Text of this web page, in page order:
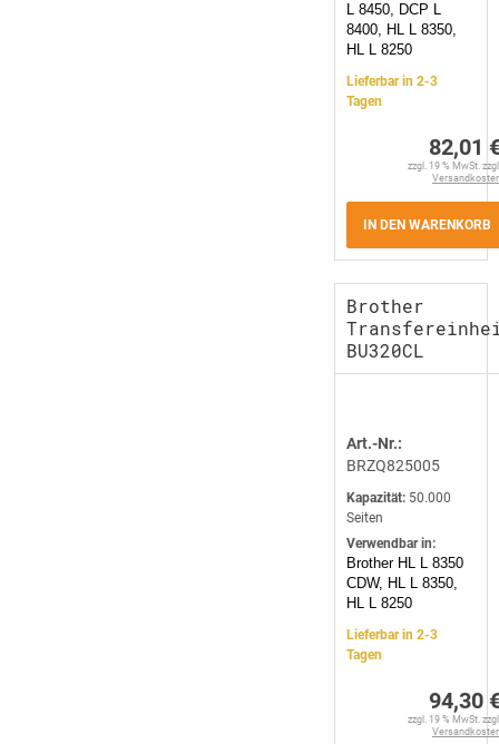
L 8450, DCP L
8400, HL L 8350,
HL L 8250
Lieferbar in 2-3
Tagen
82,01
zzgl. 19 % MwSt.
IN DEN WARENKORB
Brother
BU320CL
Art.-Nr.:
BRZQ825005
Kapazität: 50.000
Seiten
Verwendbar in:
Brother HL L 8350
CDW, HL L 8350,
HL L 8250
Lieferbar in 2-3
Tagen
94,30
zzgl. 19 % MwSt.